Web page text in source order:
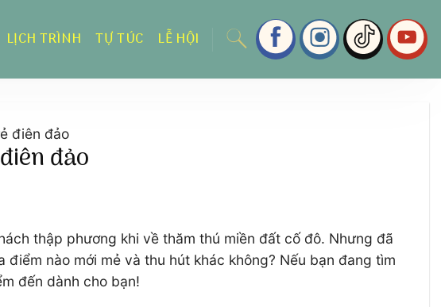
LỊCH TRÌNH TỰ TÚC LỄ HỘI
điên đảo
đảo
thập phương khi về thăm thú miền đất cố đô. Nhưng đã
nào mới mẻ và thu hút khác không? Nếu bạn đang tìm
đến dành cho bạn!